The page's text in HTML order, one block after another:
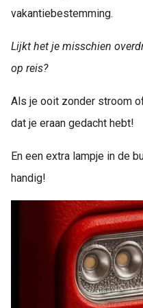
vakantiebestemming.
Lijkt het je misschien
op reis?
Als je ooit zonder stroom
dat je eraan gedacht hebt!
En een extra lampje in de
handig!